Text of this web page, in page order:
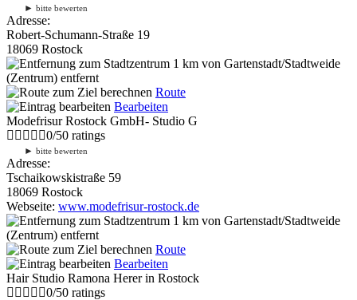
► bitte bewerten
Adresse:
Robert-Schumann-Straße 19
18069 Rostock
1 km von Gartenstadt/Stadtweide
(Zentrum) entfernt
Route
Bearbeiten
Modefrisur Rostock GmbH- Studio G
0/50 ratings
► bitte bewerten
Adresse:
Tschaikowskistraße 59
18069 Rostock
Webseite: www.modefrisur-rostock.de
1 km von Gartenstadt/Stadtweide
(Zentrum) entfernt
Route
Bearbeiten
Hair Studio Ramona Herer in Rostock
0/50 ratings